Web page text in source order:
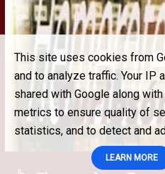
This site uses cookies from
and to analyze traffic. Your IP
shared with Google along
metrics to ensure quality of
statistics, and to detect and
LEARN MORE